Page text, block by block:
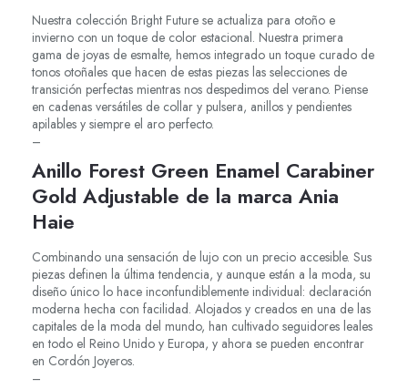
Nuestra colección Bright Future se actualiza para otoño e
invierno con un toque de color estacional. Nuestra primera
gama de joyas de esmalte, hemos integrado un toque curado de
tonos otoñales que hacen de estas piezas las selecciones de
transición perfectas mientras nos despedimos del verano. Piense
en cadenas versátiles de collar y pulsera, anillos y pendientes
apilables y siempre el aro perfecto.
–
Anillo Forest Green Enamel Carabiner
Gold Adjustable de la marca Ania
Haie
Combinando una sensación de lujo con un precio accesible. Sus
piezas definen la última tendencia, y aunque están a la moda, su
diseño único lo hace inconfundiblemente individual: declaración
moderna hecha con facilidad. Alojados y creados en una de las
capitales de la moda del mundo, han cultivado seguidores leales
en todo el Reino Unido y Europa, y ahora se pueden encontrar
en Cordón Joyeros.
–